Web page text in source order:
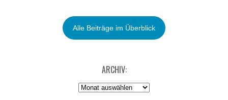
Alle Beiträge im Überblick
ARCHIV:
Archiv: